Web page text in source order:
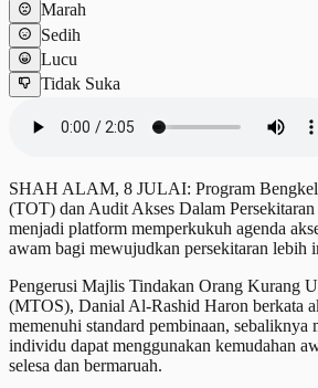
Marah
Sedih
Lucu
Tidak Suka
SHAH ALAM, 8 JULAI: Program
(TOT) dan Audit Akses Dalam
menjadi platform memperkukuh agenda
awam bagi mewujudkan persekitaran lebih
Pengerusi Majlis Tindakan Orang Kurang
(MTOS), Danial Al-Rashid Haron berkata
memenuhi standard pembinaan, sebaliknya
individu dapat menggunakan kemudahan
selesa dan bermaruah.